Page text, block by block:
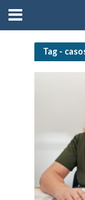
Tag -